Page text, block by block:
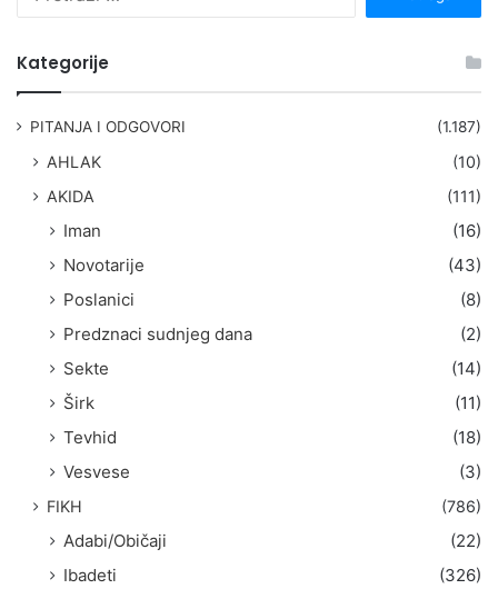
Kategorije
PITANJA I ODGOVORI (1.187)
AHLAK
(10)
AKIDA
(111)
Iman
(16)
Novotarije
(43)
Poslanici
(8)
Predznaci sudnjeg dana
(2)
Sekte
(14)
Širk
(11)
Tevhid
(18)
Vesvese
(3)
FIKH (786)
Adabi/Običaji
(22)
Ibadeti
(326)